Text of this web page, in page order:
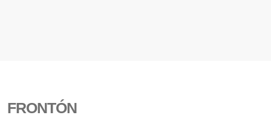
FRONTÓN